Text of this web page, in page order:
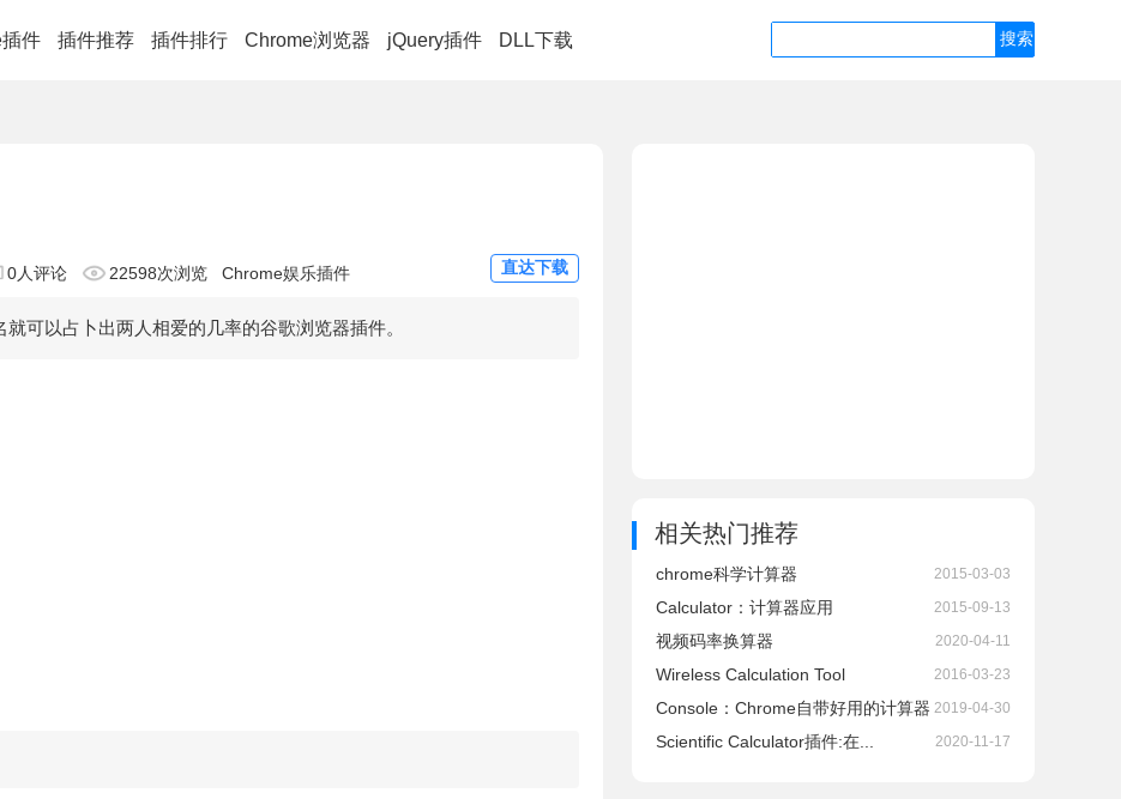
件 插件推荐 插件排行 Chrome浏览器 jQuery插件 DLL下载
0人评论 22598次浏览 Chrome娱乐插件 直达下载
可以占卜出两人相爱的几率的谷歌浏览器插件。
相关热门推荐
chrome科学计算器 2015-03-03
Calculator：计算器应用 2015-09-13
视频码率换算器 2020-04-11
Wireless Calculation Tool 2016-03-23
Console：Chrome自带好用的计算器 2019-04-30
Scientific Calculator插件:在... 2020-11-17